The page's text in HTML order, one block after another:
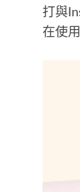
打與
在使